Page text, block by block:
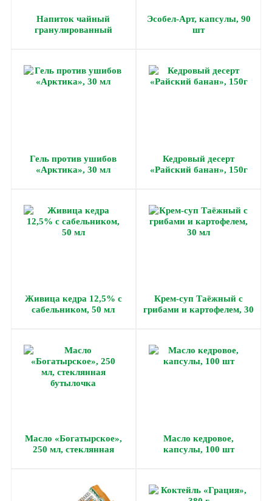
Напиток чайный
гранулированный
Эсобел-Арт, капсулы, 90
шт
Гель против ушибов
«Арктика», 30 мл
Кедровый десерт
«Райский банан», 150г
Живица кедра 12,5% с
сабельником, 50 мл
Крем-суп Таёжный с
грибами и картофелем, 30
Масло «Богатырское»,
250 мл, стеклянная
Масло кедровое,
капсулы, 100 шт